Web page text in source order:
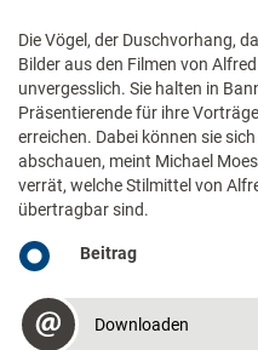
Die Vögel, der Duschvorhang,
Bilder aus den Filmen von
unvergesslich. Sie halten in
Präsentierende für ihre
erreichen. Dabei können sie
abschauen, meint Michael
verrät, welche Stilmittel von
übertragbar sind.
Beitrag
Downloaden